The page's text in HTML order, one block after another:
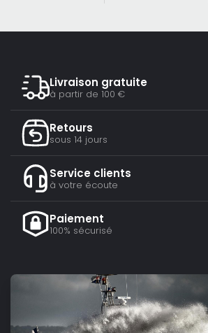
Livraison gratuite
à partir de 100 €
Retours
sous 14 jours
Service clients
à votre écoute
Paiement
100% sécurisé